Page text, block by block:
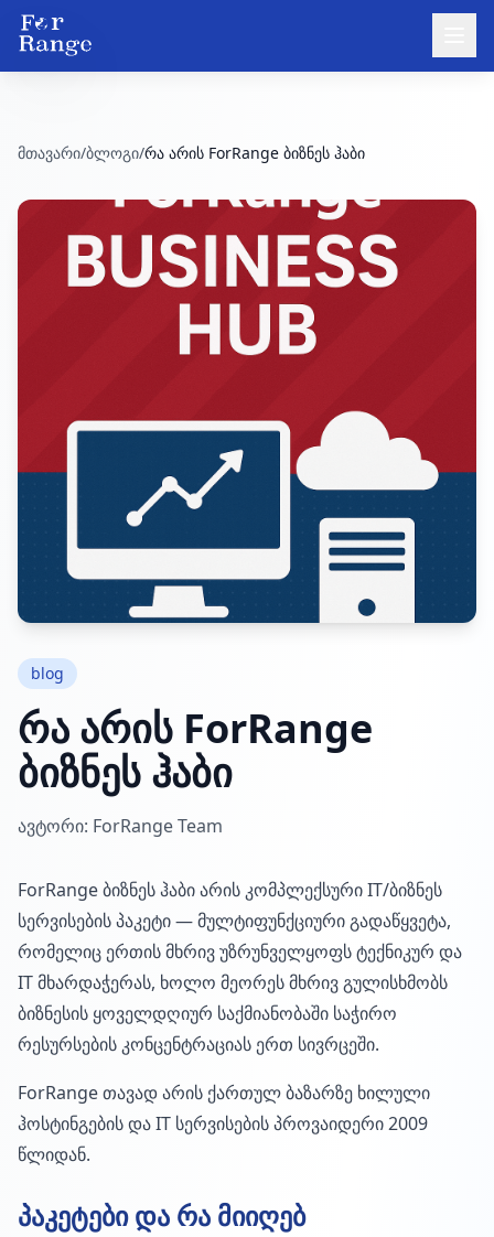
მთავარი/ბლოგი/რა არის ForRange ბიზნეს ჰაბი
blog
რა არის ForRange
ბიზნეს ჰაბი
ავტორი: ForRange Team
ForRange ბიზნეს ჰაბი არის კომპლექსური IT/ბიზნეს
სერვისების პაკეტი — მულტიფუნქციური გადაწყვეტა,
რომელიც ერთის მხრივ უზრუნველყოფს ტექნიკურ და
IT მხარდაჭერას, ხოლო მეორეს მხრივ გულისხმობს
ბიზნესის ყოველდღიურ საქმიანობაში საჭირო
რესურსების კონცენტრაციას ერთ სივრცეში.
ForRange თავად არის ქართულ ბაზარზე ხილული
ჰოსტინგების და IT სერვისების პროვაიდერი 2009
წლიდან.
პაკეტები და რა მიიღებ